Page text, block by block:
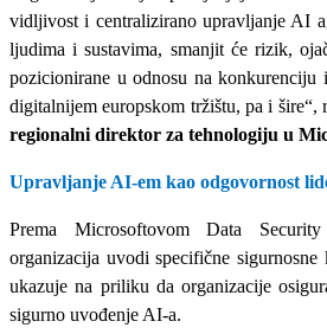
vidljivost i centralizirano upravljanje AI
ljudima i sustavima, smanjit će rizik,
pozicionirane u odnosu na
digitalnijem europskom tržištu, pa i šire“,
regionalni direktor za tehnologiju u
Upravljanje AI‑em kao odgovornost
Prema Microsoftovom Data
organizacija uvodi specifične
ukazuje na priliku da organizacije
sigurno uvođenje AI‑a.